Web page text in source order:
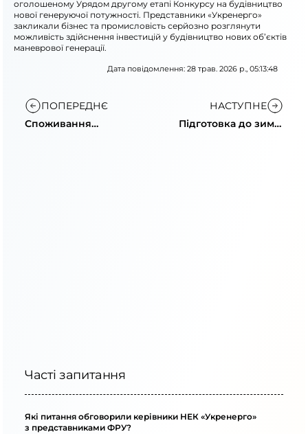
оголошеному Урядом другому етапі Конкурсу на будівництво
нової генеруючої потужності. Представники «Укренерго»
закликали бізнес та промисловість серйозно розглянути
можливість здійснення інвестицій у будівництво нових об’єктів
маневрової генерації.
Дата повідомлення: 28 трав. 2026 р., 05:13:48
ПОПЕРЕДНЄ
Споживання
НАСТУПНЕ
Підготовка до зими:
Часті запитання
Які питання обговорили керівники НЕК «Укренерго»
з представниками ФРУ?